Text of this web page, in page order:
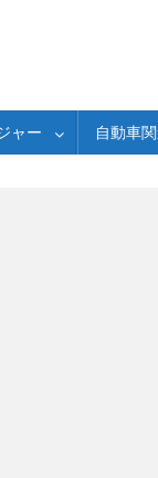
ャー 自動車